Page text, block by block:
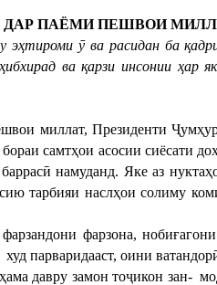
ПАЁМИ ПЕШВОИ
эҳтироми ӯ ва расидан ба
ва қарзи инсонии ҳар
миллат, Президенти
самтҳои асосии сиёсати
намуданд. Яке аз
тарбияи наслҳои солиму
фарзона,
парваридааст, оини
давру замон тоҷикон зан-